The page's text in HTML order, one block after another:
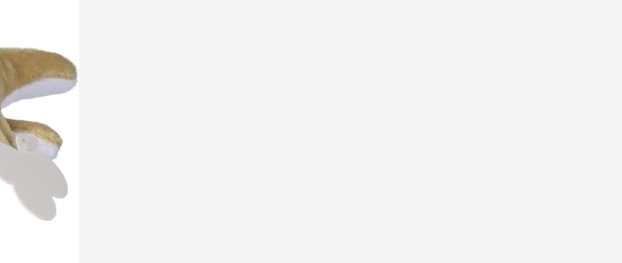
& Veiligheid categorie
& Vrije tijd categorie
& Kids categorie
categorie
& thema's categorie